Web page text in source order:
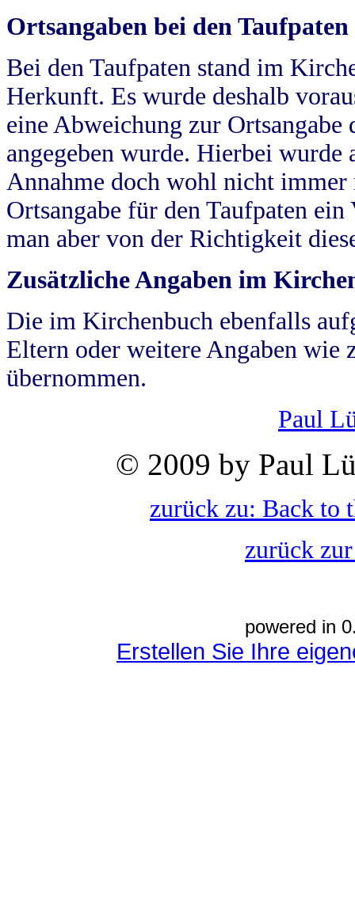
Ortsangaben bei den Taufpaten
Bei den Taufpaten stand im
Herkunft. Es wurde deshalb
eine Abweichung zur
angegeben wurde. Hierbei wurde
Annahme doch wohl nicht
Ortsangabe für den Taufpaten
man aber von der Richtigkeit
Zusätzliche Angaben im
Die im Kirchenbuch ebenfalls
Eltern oder weitere Angaben wie
übernommen.
Paul
© 2009 by Paul
zurück zu: Back to
zurück
powered in
Erstellen Sie Ihre